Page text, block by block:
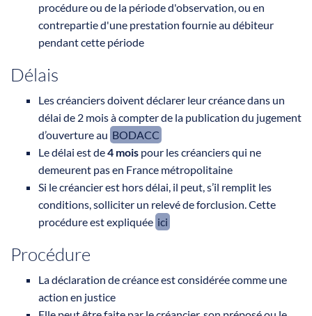
procédure ou de la période d'observation, ou en
contrepartie d'une prestation fournie au débiteur
pendant cette période
Délais
Les créanciers doivent déclarer leur créance dans un
délai de 2 mois à compter de la publication du jugement
d’ouverture au BODACC
Le délai est de4 mois pour les créanciers qui ne
demeurent pas en France métropolitaine
Si le créancier est hors délai, il peut, s’il remplit les
conditions, solliciter un relevé de forclusion. Cette
procédure est expliquée ici
Procédure
La déclaration de créance est considérée comme une
action en justice